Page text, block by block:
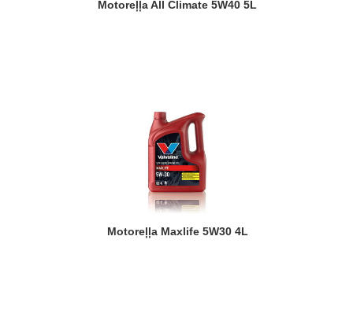
Motoreļļa All Climate 5W40 5L
Motoreļļa Maxlife 5W30 4L